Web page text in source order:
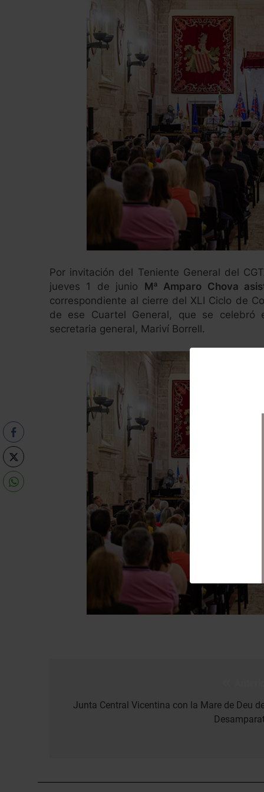
Por invitación del Teniente General del
jueves 1 de junio Mª Amparo Chova
correspondiente al cierre del XLI Ciclo de
de ese Cuartel General, que se celebró
secretaria general, Mariví Borrell.
deJunta Central Vicentina con la Mare de Deu